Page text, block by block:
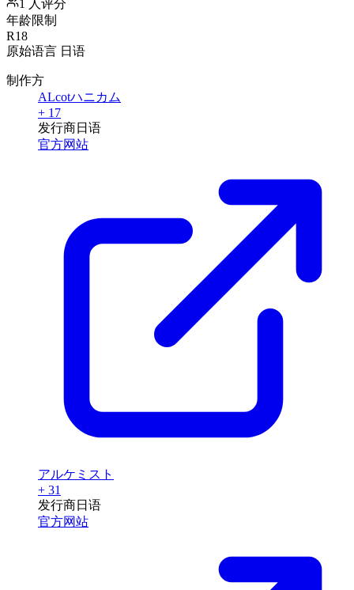
1 人评分
年龄限制
R18
原始语言 日语
制作方
ALcotハニカム
+ 17
发行商日语
官方网站
アルケミスト
+ 31
发行商日语
官方网站